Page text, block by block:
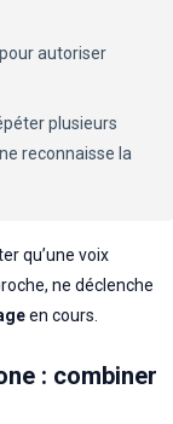
autoriser
plusieurs
reconnaisse la
qu’une voix
ne déclenche
en cours.
: combiner